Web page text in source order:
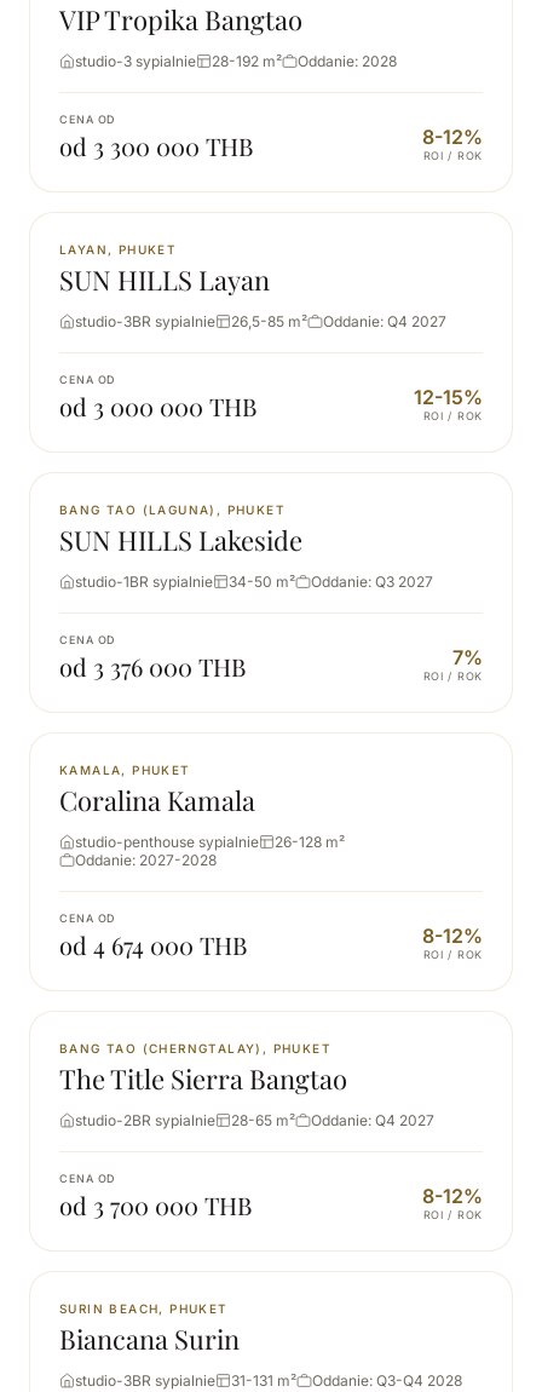
VIP Tropika Bangtao
studio-3 sypialnie 28-192 m² Oddanie: 2028
CENA OD
od 3 300 000 THB 8-12%
ROI / ROK
NOWA
LAYAN, PHUKET
SUN HILLS Layan
studio-3BR sypialnie 26,5-85 m² Oddanie: Q4 2027
CENA OD
od 3 000 000 THB 12-15%
ROI / ROK
NOWA
BANG TAO (LAGUNA), PHUKET
SUN HILLS Lakeside
studio-1BR sypialnie 34-50 m² Oddanie: Q3 2027
CENA OD
od 3 376 000 THB 7%
ROI / ROK
NOWA
KAMALA, PHUKET
Coralina Kamala
studio-penthouse sypialnie
26-128 m²
Oddanie: 2027-2028
CENA OD
od 4 674 000 THB 8-12%
ROI / ROK
NOWA
BANG TAO (CHERNGTALAY), PHUKET
The Title Sierra Bangtao
studio-2BR sypialnie 28-65 m² Oddanie: Q4 2027
CENA OD
od 3 700 000 THB 8-12%
ROI / ROK
NOWA
SURIN BEACH, PHUKET
Biancana Surin
studio-3BR sypialnie 31-131 m² Oddanie: Q3-Q4 2028